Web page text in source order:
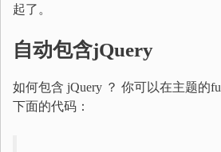
起了。
自动包含jQuery
如何包含 jQuery ？ 你可以在主题的
下面的代码：